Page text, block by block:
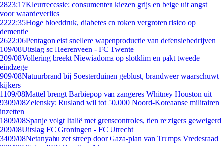
2823:17Kleurrecessie: consumenten kiezen grijs en beige uit angst
voor waardeverlies
2222:35Hoge bloeddruk, diabetes en roken vergroten risico op
dementie
2622:06Pentagon eist snellere wapenproductie van defensiebedrijven
109/08Uitslag sc Heerenveen - FC Twente
209/08Vollering breekt Niewiadoma op slotklim en pakt tweede
eindzege
909/08Natuurbrand bij Soesterduinen geblust, brandweer waarschuwt
kijkers
1109/08Mattel brengt Barbiepop van zangeres Whitney Houston uit
9309/08Zelensky: Rusland wil tot 50.000 Noord-Koreaanse militairen
inzetten
1809/08Spanje volgt Italië met grenscontroles, tien reizigers geweigerd
209/08Uitslag FC Groningen - FC Utrecht
3409/08Netanyahu zet streep door Gaza-plan van Trumps Vredesraad